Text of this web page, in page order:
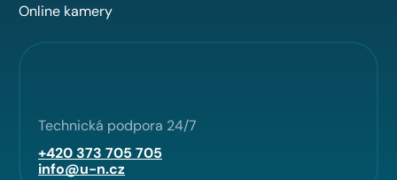
Online kamery
Technická podpora 24/7
+420 373 705 705
info@u-n.cz